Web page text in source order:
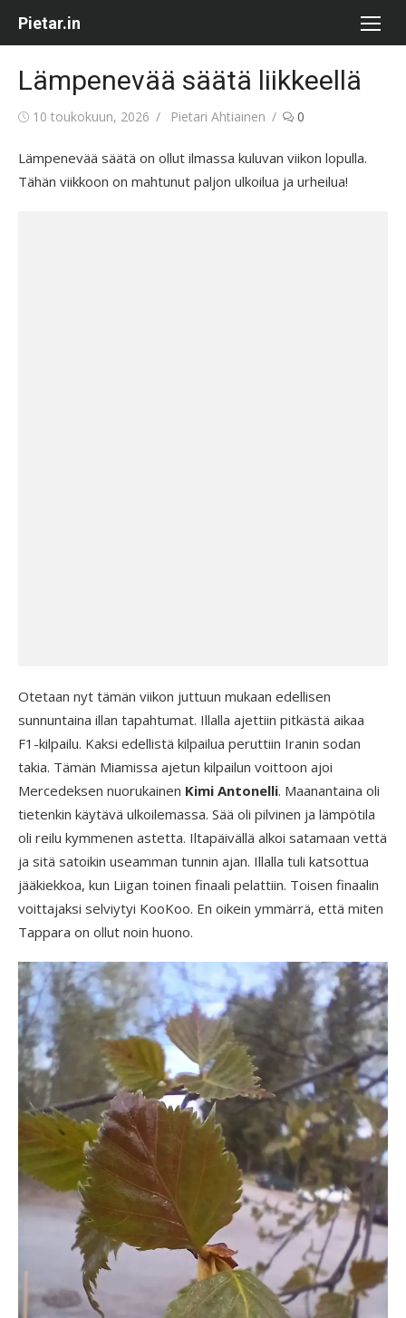
Pietar.in
Lämpenevää säätä liikkeellä
Posted
10 toukokuun, 2026 Author
Pietari Ahtiainen 0
Lämpenevää säätä on ollut ilmassa kuluvan viikon lopulla.
Tähän viikkoon on mahtunut paljon ulkoilua ja urheilua!
Otetaan nyt tämän viikon juttuun mukaan edellisen
sunnuntaina illan tapahtumat. Illalla ajettiin pitkästä aikaa
F1-kilpailu. Kaksi edellistä kilpailua peruttiin Iranin sodan
takia. Tämän Miamissa ajetun kilpailun voittoon ajoi
Mercedeksen nuorukainen Kimi Antonelli. Maanantaina oli
tietenkin käytävä ulkoilemassa. Sää oli pilvinen ja lämpötila
oli reilu kymmenen astetta. Iltapäivällä alkoi satamaan vettä
ja sitä satoikin useamman tunnin ajan. Illalla tuli katsottua
jääkiekkoa, kun Liigan toinen finaali pelattiin. Toisen finaalin
voittajaksi selviytyi KooKoo. En oikein ymmärrä, että miten
Tappara on ollut noin huono.